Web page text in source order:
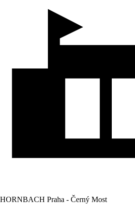
HORNBACH Praha - Černý Most